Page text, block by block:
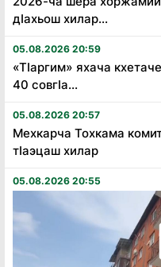
дӏахьош хилар...
05.08.2026 20:59
«Тӏаргим» яхача
40 совгӏа...
05.08.2026 20:57
Мехкарча Тохкама
тӏаэцаш хилар
05.08.2026 20:55